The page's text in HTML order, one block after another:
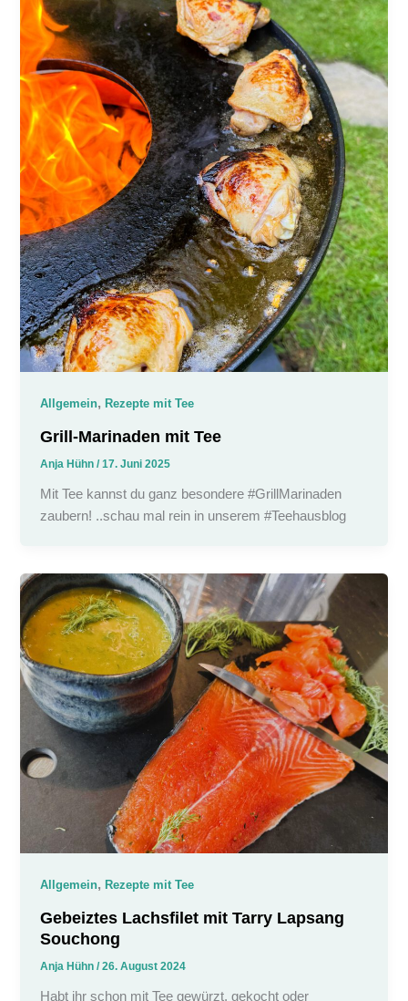
Allgemein,Rezepte mit Tee
Grill-Marinaden mit Tee
Anja Hühn/17. Juni 2025
Mit Tee kannst du ganz besondere #GrillMarinaden
zaubern! ..schau mal rein in unserem #Teehausblog
Allgemein,Rezepte mit Tee
Gebeiztes Lachsfilet mit Tarry Lapsang
Souchong
Anja Hühn/26. August 2024
Habt ihr schon mit Tee gewürzt, gekocht oder